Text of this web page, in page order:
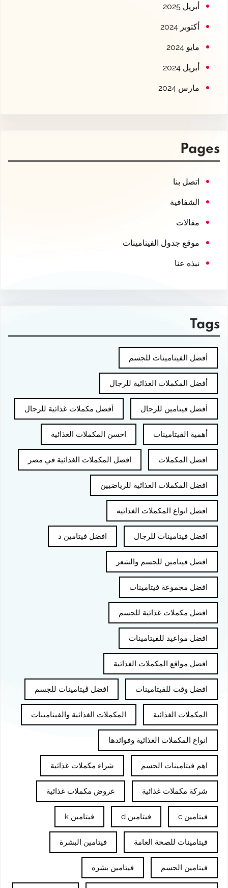
أبريل 2025
أكتوبر 2024
مايو 2024
أبريل 2024
مارس 2024
Pages
اتصل بنا
الشفافية
مقالات
موقع جدول الفيتامينات
نبذه عنا
Tags
أفضل الفيتامينات للجسم
أفضل المكملات الغذائية للرجال
أفضل فيتامين للرجال أفضل مكملات غذائية للرجال
أهمية الفيتامينات احسن المكملات الغذائية
افضل المكملات افضل المكملات الغذائية في مصر
افضل المكملات الغذائية للرياضيين
افضل انواع المكملات الغذائيه
افضل فيتامينات للرجال افضل فيتامين د
افضل فيتامين للجسم والشعر
افضل مجموعة فيتامينات
افضل مكملات غذائية للجسم
افضل مواعيد للفيتامينات
افضل مواقع المكملات الغذائية
افضل وقت للفيتامينات افضل ڤيتامينات للجسم
المكملات الغذائية المكملات الغذائية والفيتامينات
انواع المكملات الغذائية وفوائدها
اهم فيتامينات الجسم شراء مكملات غذائية
شركة مكملات غذائية عروض مكملات غذائية
فيتامين c فيتامين d فيتامين k
فيتامينات للصحة العامة فيتامين البشرة
فيتامين الجسم فيتامين بشره